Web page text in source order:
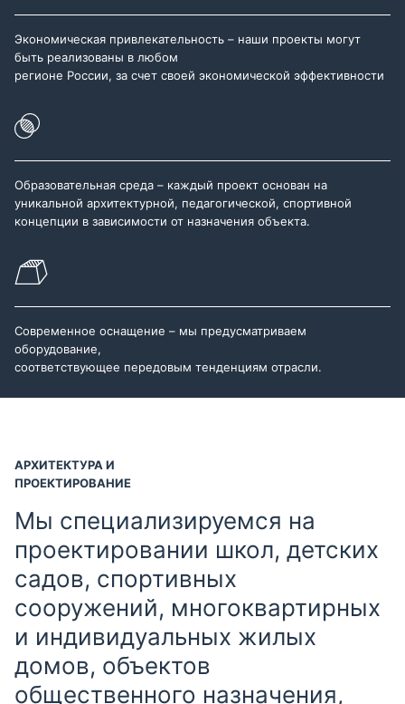
Экономическая привлекательность – наши проекты могут
быть реализованы в любом
регионе России, за счет своей экономической эффективности
Образовательная среда – каждый проект основан на
уникальной архитектурной, педагогической, спортивной
концепции в зависимости от назначения объекта.
Современное оснащение – мы предусматриваем
оборудование,
соответствующее передовым тенденциям отрасли.
АРХИТЕКТУРА И
ПРОЕКТИРОВАНИЕ
Мы специализируемся на
проектировании школ, детских
садов, спортивных
сооружений, многоквартирных
и индивидуальных жилых
домов, объектов
общественного назначения,